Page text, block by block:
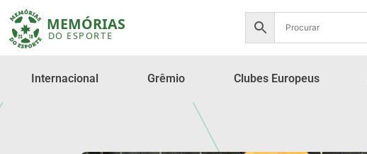
Internacional Grêmio Clubes Europeus